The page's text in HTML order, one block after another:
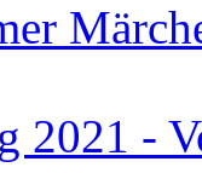
2021 -